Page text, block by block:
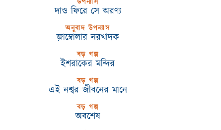
উপন্যাস
দাও ফিরে সে অরণ্য
অনুবাদ উপন্যাস
জ়াম্বোলার নরখাদক
বড় গল্প
ইশরাকের মন্দির
বড় গল্প
এই নশ্বর জীবনের মানে
বড় গল্প
অবশেষ